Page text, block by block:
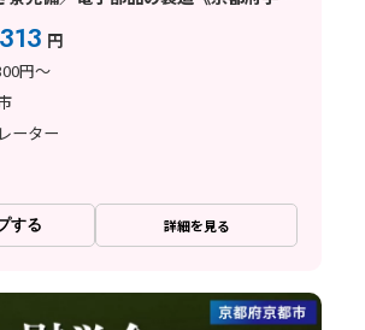
円
円～
ーター
する 詳細を見る